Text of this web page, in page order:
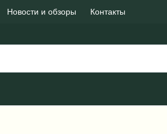
Новости и обзоры Контакты